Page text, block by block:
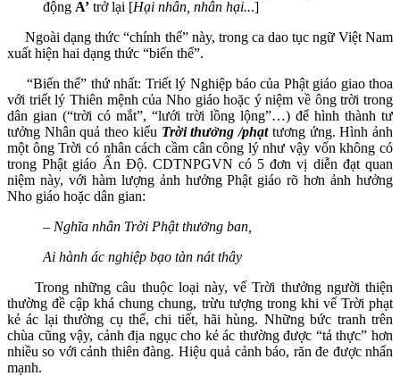
động A’ trở lại [Hại nhân, nhân hại...]
Ngoài dạng thức “chính thể” này, trong ca dao tục ngữ Việt Nam
xuất hiện hai dạng thức “biến thể”.
“Biến thể” thứ nhất: Triết lý Nghiệp báo của Phật giáo giao thoa
với triết lý Thiên mệnh của Nho giáo hoặc ý niệm về ông trời trong
dân gian (“trời có mắt”, “lưới trời lồng lộng”…) để hình thành tư
tưởng Nhân quả theo kiểu Trời thưởng /phạt tương ứng. Hình ảnh
một ông Trời có nhân cách cầm cân công lý như vậy vốn không có
trong Phật giáo Ấn Độ. CDTNPGVN có 5 đơn vị diễn đạt quan
niệm này, với hàm lượng ảnh hưởng Phật giáo rõ hơn ảnh hưởng
Nho giáo hoặc dân gian:
– Nghĩa nhân Trời Phật thưởng ban,
Ai hành ác nghiệp bạo tàn nát thây
Trong những câu thuộc loại này, vế Trời thưởng người thiện
thường đề cập khá chung chung, trừu tượng trong khi vế Trời phạt
kẻ ác lại thường cụ thể, chi tiết, hãi hùng. Những bức tranh trên
chùa cũng vậy, cảnh địa ngục cho kẻ ác thường được “tả thực” hơn
nhiều so với cảnh thiên đàng. Hiệu quả cảnh báo, răn đe được nhấn
mạnh.